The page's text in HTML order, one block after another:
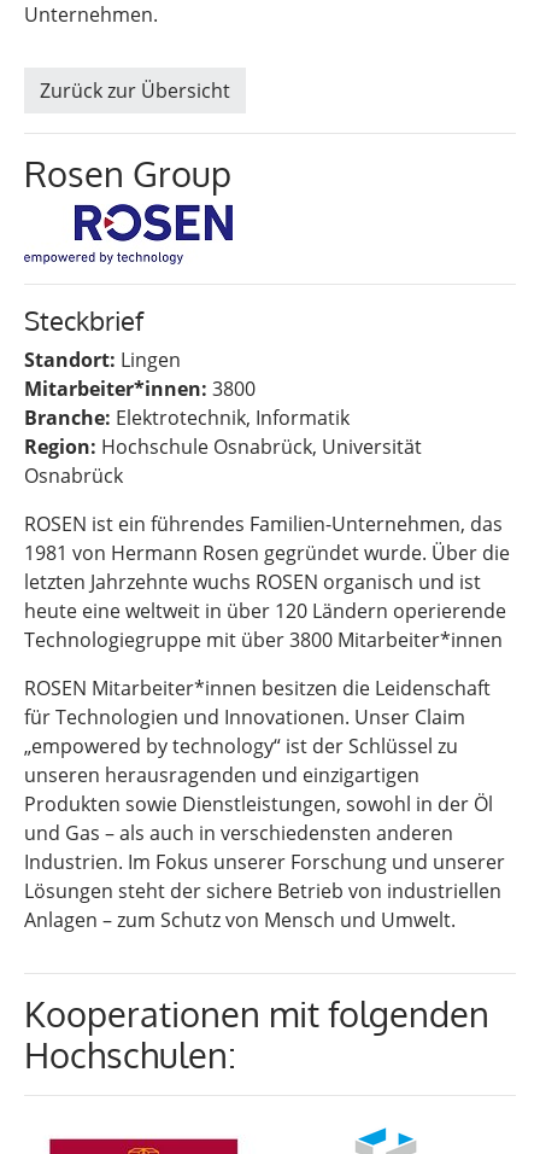
Unternehmen.
Zurück zur Übersicht
Rosen Group
Steckbrief
Standort: Lingen
Mitarbeiter*innen: 3800
Branche: Elektrotechnik, Informatik
Region: Hochschule Osnabrück, Universität
Osnabrück
ROSEN ist ein führendes Familien-Unternehmen, das
1981 von Hermann Rosen gegründet wurde. Über die
letzten Jahrzehnte wuchs ROSEN organisch und ist
heute eine weltweit in über 120 Ländern operierende
Technologiegruppe mit über 3800 Mitarbeiter*innen
ROSEN Mitarbeiter*innen besitzen die Leidenschaft
für Technologien und Innovationen. Unser Claim
„empowered by technology“ ist der Schlüssel zu
unseren herausragenden und einzigartigen
Produkten sowie Dienstleistungen, sowohl in der Öl
und Gas – als auch in verschiedensten anderen
Industrien. Im Fokus unserer Forschung und unserer
Lösungen steht der sichere Betrieb von industriellen
Anlagen – zum Schutz von Mensch und Umwelt.
Kooperationen mit folgenden
Hochschulen: